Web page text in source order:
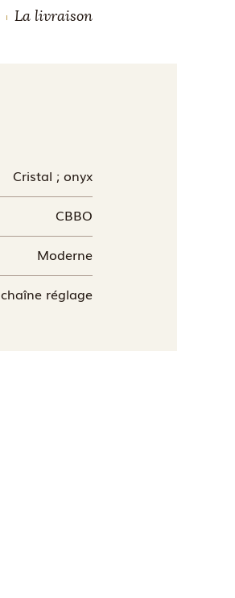
La livraison
Cristal ; onyx
CBBO
Moderne
réglage